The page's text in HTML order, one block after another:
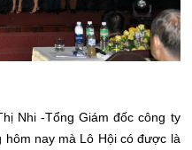
Nhi -Tổng Giám đốc công ty
hôm nay mà Lô Hội có được là